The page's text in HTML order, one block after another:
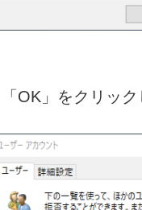
OK」をクリッ